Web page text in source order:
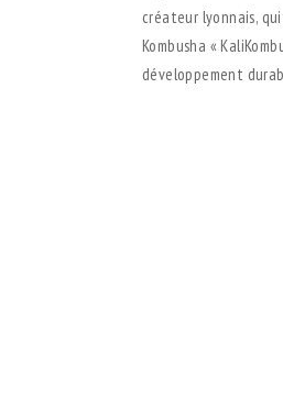
créateur lyonnais,
Kombusha «
développement